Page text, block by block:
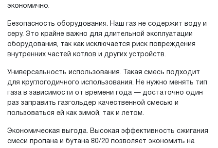
экономично.
Безопасность оборудования. Наш газ не содержит воду и
серу. Это крайне важно для длительной эксплуатации
оборудования, так как исключается риск повреждения
внутренних частей котлов и других устройств.
Универсальность использования. Такая смесь подходит
для круглогодичного использования. Не нужно менять тип
газа в зависимости от времени года — достаточно один
раз заправить газгольдер качественной смесью и
пользоваться ей как зимой, так и летом.
Экономическая выгода. Высокая эффективность сжигания
смеси пропана и бутана 80/20 позволяет экономить на